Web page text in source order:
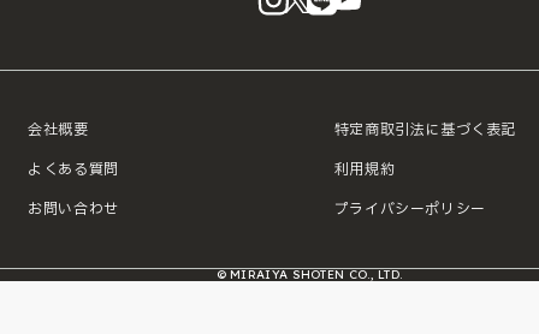
会社概要
よくある質問
お問い合わせ
特定商取引法に基づく表記
利用規約
プライバシーポリシー
© MIRAIYA SHOTEN CO., LTD.